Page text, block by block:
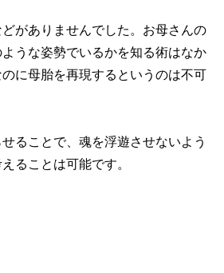
がありませんでした。お母さんの
うな姿勢でいるかを知る術はなか
に母胎を再現するというのは不可
ることで、魂を浮遊させないよう
ることは可能です。